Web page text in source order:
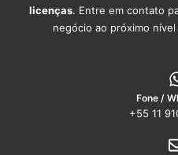
licenças. Entre em contato
negócio ao próximo
Fone /
+55 11